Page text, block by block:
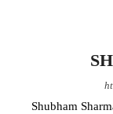
Shubham